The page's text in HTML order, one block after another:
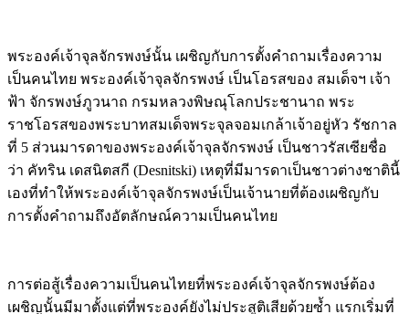
เป็นคนไทย พระองค์เจ้าจุลจักรพงษ์ เป็นโอรสของ สมเด็จฯ เจ้า
ฟ้า จักรพงษ์ภูวนาถ กรมหลวงพิษณุโลกประชานาถ พระ
ราชโอรสของพระบาทสมเด็จพระจุลจอมเกล้าเจ้าอยู่หัว รัชกาล
ที่ 5 ส่วนมารดาของพระองค์เจ้าจุลจักรพงษ์ เป็นชาวรัสเซียชื่อ
ว่า คัทริน เดสนิตสกี (Desnitski) เหตุที่มีมารดาเป็นชาวต่างชาตินี้
เองที่ทำให้พระองค์เจ้าจุลจักรพงษ์เป็นเจ้านายที่ต้องเผชิญกับ
การตั้งคำถามถึงอัตลักษณ์ความเป็นคนไทย
เผชิญนั้นมีมาตั้งแต่ที่พระองค์ยังไม่ประสูติเสียด้วยซ้ำ แรกเริ่มที่
พระบาทสมเด็จพระจุลจอมเกล้าเจ้าอยู่หัว รัชกาลที่ 5 และสมเด็จ